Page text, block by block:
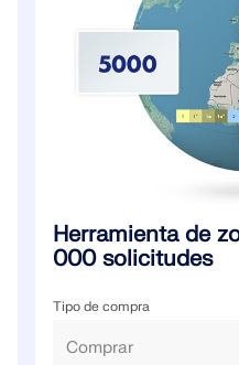
Herramienta de
000 solicitudes
Tipo de compra